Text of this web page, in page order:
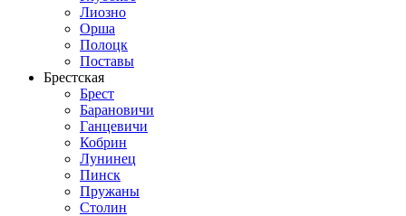
Лиозно
Орша
Полоцк
Поставы
Брестская
Брест
Барановичи
Ганцевичи
Кобрин
Лунинец
Пинск
Пружаны
Столин